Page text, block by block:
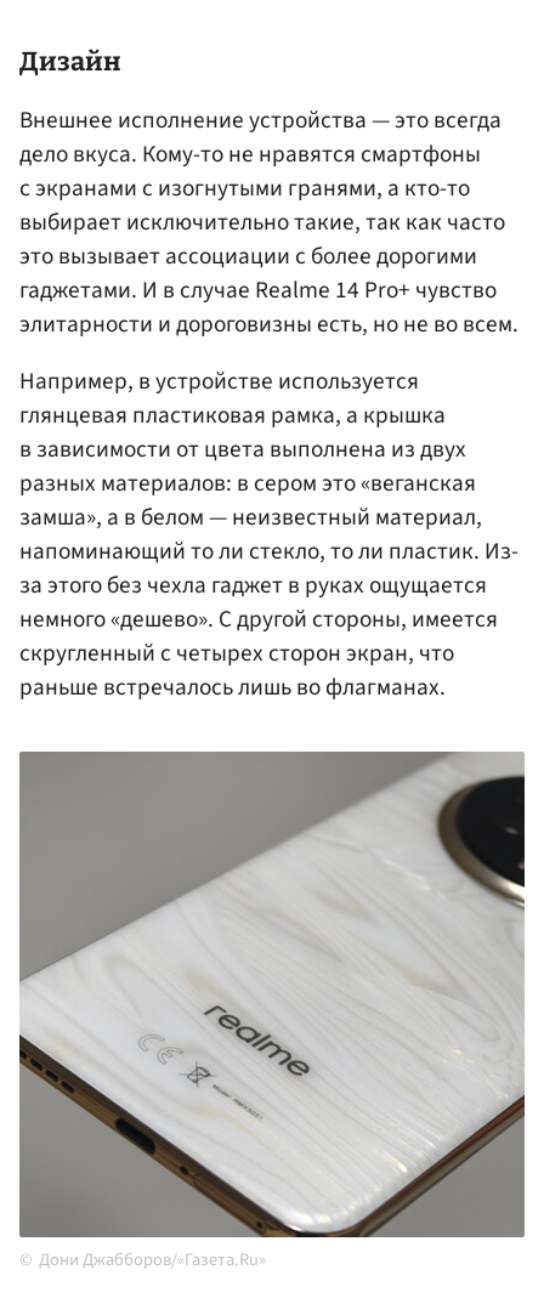
Дизайн
Внешнее исполнение устройства — это всегда
дело вкуса. Кому-то не нравятся смартфоны
с экранами с изогнутыми гранями, а кто-то
выбирает исключительно такие, так как часто
это вызывает ассоциации с более дорогими
гаджетами. И в случае Realme 14 Pro+ чувство
элитарности и дороговизны есть, но не во всем.
Например, в устройстве используется
глянцевая пластиковая рамка, а крышка
в зависимости от цвета выполнена из двух
разных материалов: в сером это «веганская
замша», а в белом — неизвестный материал,
напоминающий то ли стекло, то ли пластик. Из-
за этого без чехла гаджет в руках ощущается
немного «дешево». С другой стороны, имеется
скругленный с четырех сторон экран, что
раньше встречалось лишь во флагманах.
Дони Джабборов/«Газета.Ru»